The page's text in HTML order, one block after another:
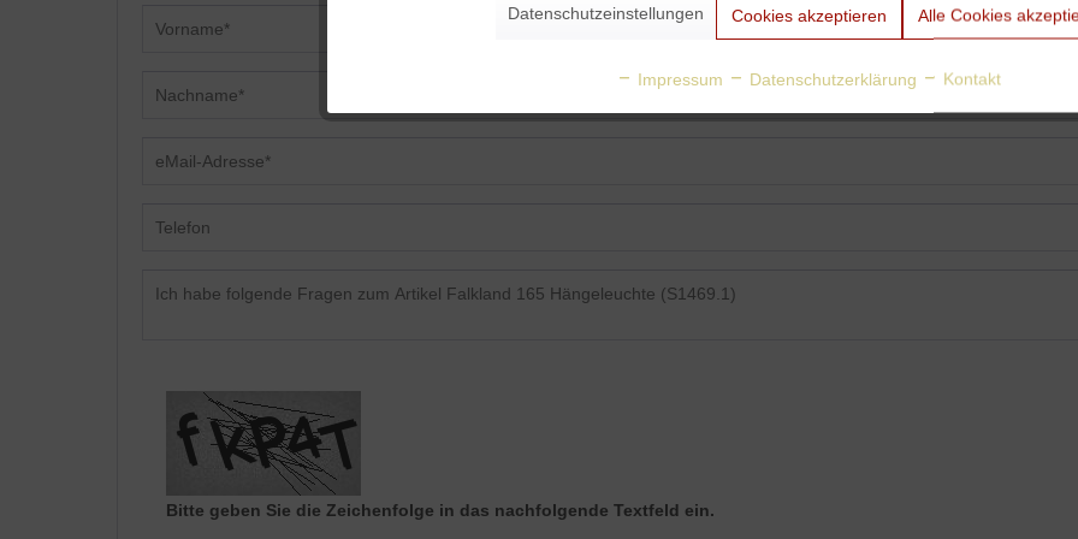
Bitte geben Sie die Zeichenfolge in das nachfolgende Textfeld ein.
Datenschutzeinstellungen Cookies akzeptieren Alle Cookies
Impressum Datenschutzerklärung Kontakt